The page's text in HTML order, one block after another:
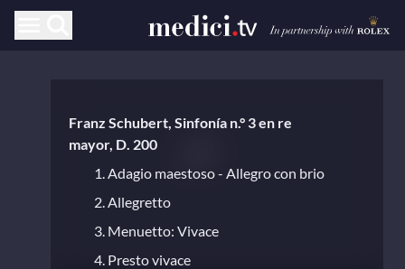
Franz Schubert, Sinfonía n.° 3 en re
mayor, D. 200
1. Adagio maestoso - Allegro con brio
2. Allegretto
3. Menuetto: Vivace
4. Presto vivace